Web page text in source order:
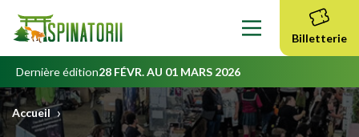
principal
Billetterie
Dernière édition28 FÉVR. AU 01 MARS 2026
Accueil ›